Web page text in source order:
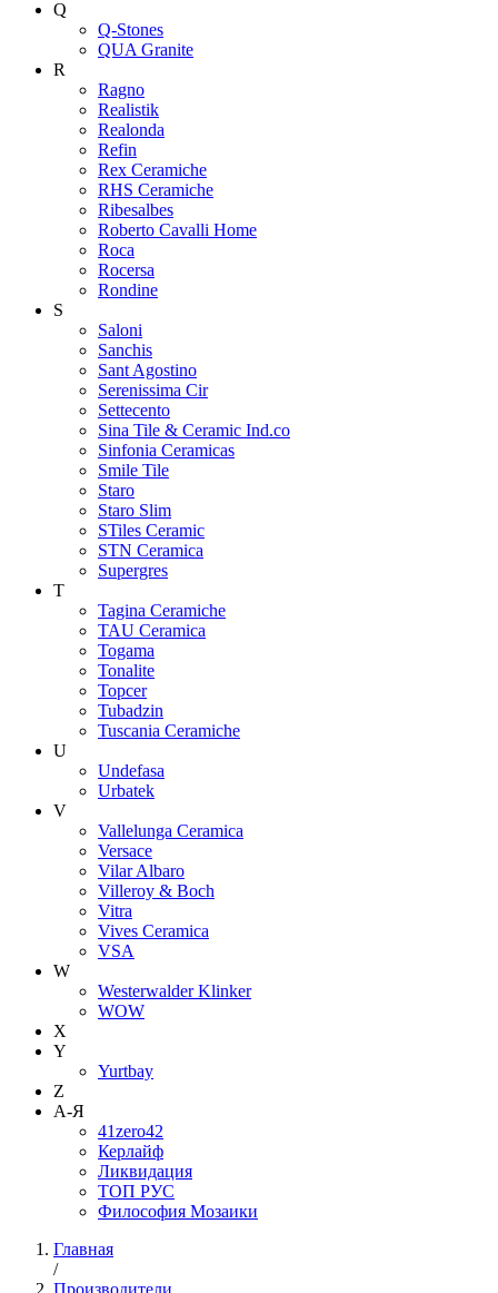
Q
Q-Stones
QUA Granite
R
Ragno
Realistik
Realonda
Refin
Rex Ceramiche
RHS Ceramiche
Ribesalbes
Roberto Cavalli Home
Roca
Rocersa
Rondine
S
Saloni
Sanchis
Sant Agostino
Serenissima Cir
Settecento
Sina Tile & Ceramic Ind.co
Sinfonia Ceramicas
Smile Tile
Staro
Staro Slim
STiles Ceramic
STN Ceramica
Supergres
T
Tagina Ceramiche
TAU Ceramica
Togama
Tonalite
Topcer
Tubadzin
Tuscania Ceramiche
U
Undefasa
Urbatek
V
Vallelunga Ceramica
Versace
Vilar Albaro
Villeroy & Boch
Vitra
Vives Ceramica
VSA
W
Westerwalder Klinker
WOW
X
Y
Yurtbay
Z
А-Я
41zero42
Керлайф
Ликвидация
ТОП РУС
Философия Мозаики
Главная
/
Производители